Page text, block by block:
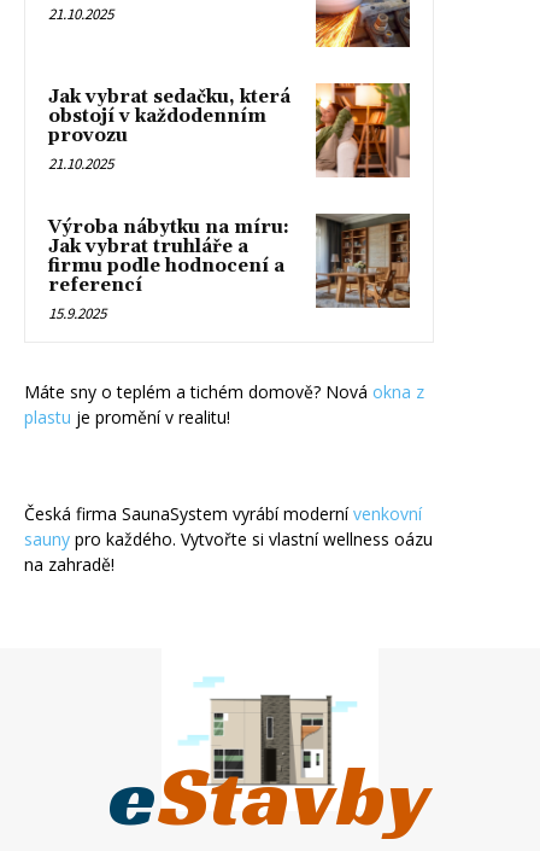
21.10.2025
Jak vybrat sedačku, která
obstojí v každodenním
provozu
21.10.2025
Výroba nábytku na míru:
Jak vybrat truhláře a
firmu podle hodnocení a
referencí
15.9.2025
Máte sny o teplém a tichém domově? Nová okna z
plastu je promění v realitu!
Česká firma SaunaSystem vyrábí modernívenkovní
sauny pro každého. Vytvořte si vlastní wellness oázu
na zahradě!
eStavby